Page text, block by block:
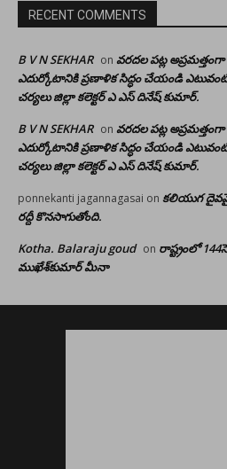
RECENT COMMENTS
B V N SEKHAR on వరదల పట్ల
ఎదుర్కోటానికి ప్రణాళిక సిద్ధం చేయండి ఎటువంటి
చర్యలు జిల్లా కలెక్టర్ ఎ ఎస్ దినేష్ కుమార్.
B V N SEKHAR on వరదల పట్ల
ఎదుర్కోటానికి ప్రణాళిక సిద్ధం చేయండి ఎటువంటి
చర్యలు జిల్లా కలెక్టర్ ఎ ఎస్ దినేష్ కుమార్.
ponnekanti jagannagasai on కలియుగ
రద్దీ కొనసాగుతోంది.
Kotha. Balaraju goud on రాష్ట్రంలో
ముఖేశ్‌కుమార్‌ మీనా